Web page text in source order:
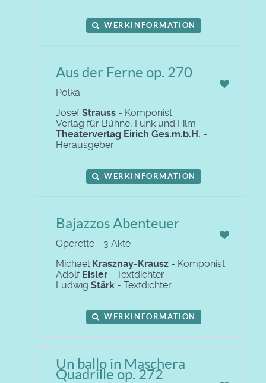
WERKINFORMATION
Aus der Ferne op. 270
Polka
JosefStrauss - Komponist
Verlag für Bühne, Funk und Film
Theaterverlag Eirich Ges.m.b.H. -
Herausgeber
WERKINFORMATION
Bajazzos Abenteuer
Operette - 3 Akte
Michael Krasznay-Krausz - Komponist
Adolf Eisler - Textdichter
Ludwig Stärk - Textdichter
WERKINFORMATION
Un ballo in Maschera
Quadrille op. 272